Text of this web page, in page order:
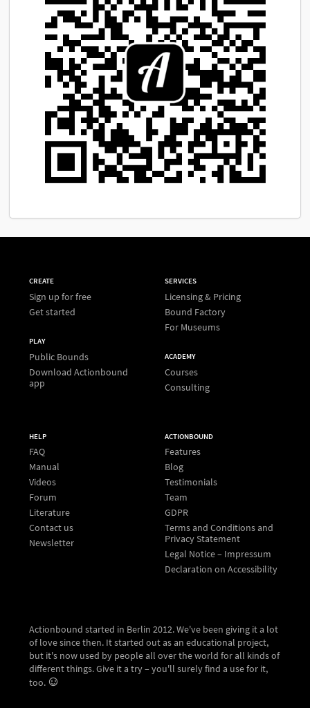
CREATE
Sign up for free
Get started
PLAY
Public Bounds
Download Actionbound
app
SERVICES
Licensing & Pricing
Bound Factory
For Museums
ACADEMY
Courses
Consulting
HELP
FAQ
Manual
Videos
Forum
Literature
Contact us
Newsletter
ACTIONBOUND
Features
Blog
Testimonials
Team
GDPR
Terms and Conditions and
Privacy Statement
Legal Notice – Impressum
Declaration on Accessibility
Actionbound started in Berlin 2012. We've been giving it a lot
of love since then. It started out as an educational project,
but it's now used by people all over the world for all kinds of
different things. Give it a try – you'll surely find a use for it,
too.